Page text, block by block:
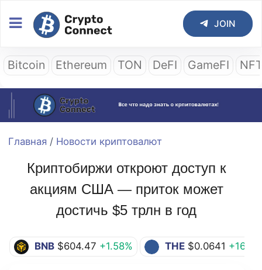
JOIN
Bitcoin Ethereum TON DeFI GameFI
Главная / Новости криптовалют
Криптобиржи откроют доступ к
акциям США — приток может
достичь $5 трлн в год
BNB $604.47 +1.58% THE $0.0641